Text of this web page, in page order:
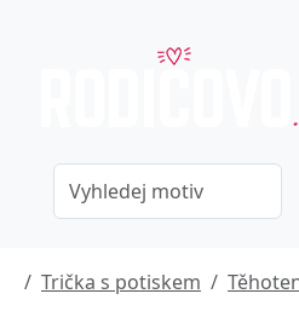
Trička s potiskem